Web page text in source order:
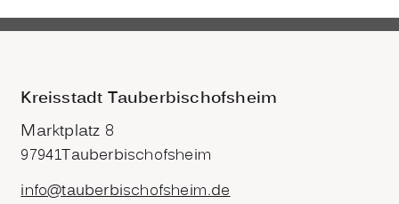
Kreisstadt Tauberbischofsheim
Marktplatz 8
97941Tauberbischofsheim
info@tauberbischofsheim.de